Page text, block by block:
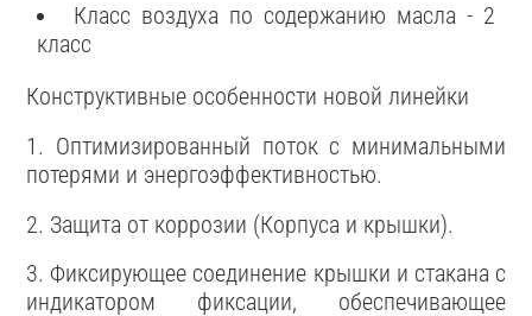
Класс воздуха по содержанию масла - 2
класс
Конструктивные особенности новой линейки
1. Оптимизированный поток с минимальными
потерями и энергоэффективностью.
2. Защита от коррозии (Корпуса и крышки).
3. Фиксирующее соединение крышки и стакана с
индикатором фиксации, обеспечивающее